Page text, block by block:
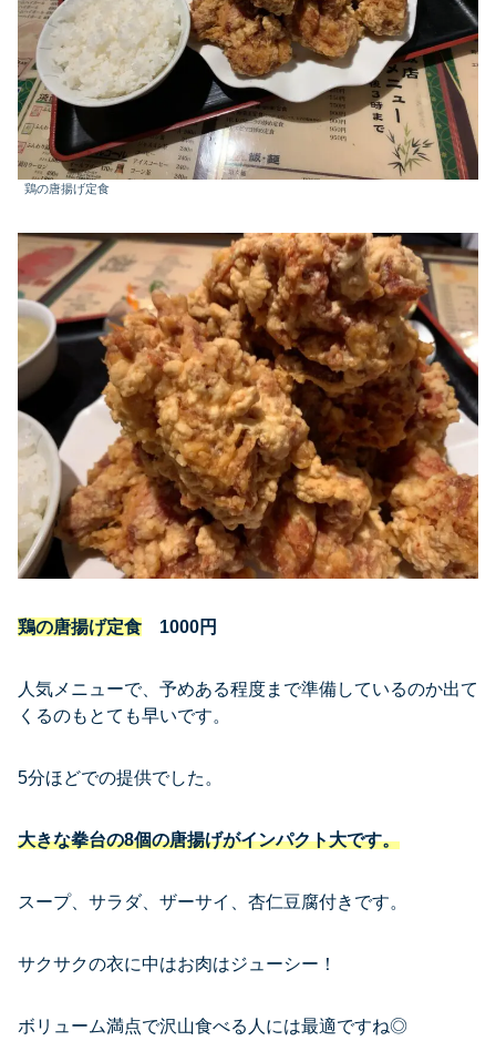
鶏の唐揚げ定食
鶏の唐揚げ定食 1000円
人気メニューで、予めある程度まで準備しているのか出て
くるのもとても早いです。
5分ほどでの提供でした。
大きな拳台の8個の唐揚げがインパクト大です。
スープ、サラダ、ザーサイ、杏仁豆腐付きです。
サクサクの衣に中はお肉はジューシー！
ボリューム満点で沢山食べる人には最適ですね◎